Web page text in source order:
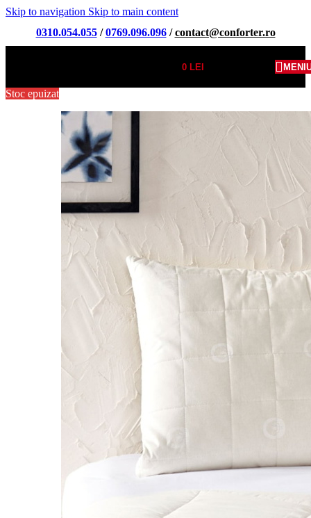
Skip to navigation Skip to main content
0310.054.055/0769.096.096/contact@conforter.ro
0LEI
Stoc epuizat